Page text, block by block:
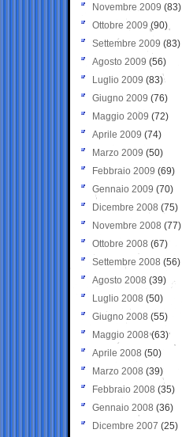
Novembre 2009 (83)
Ottobre 2009 (90)
Settembre 2009 (83)
Agosto 2009 (56)
Luglio 2009 (83)
Giugno 2009 (76)
Maggio 2009 (72)
Aprile 2009 (74)
Marzo 2009 (50)
Febbraio 2009 (69)
Gennaio 2009 (70)
Dicembre 2008 (75)
Novembre 2008 (77)
Ottobre 2008 (67)
Settembre 2008 (56)
Agosto 2008 (39)
Luglio 2008 (50)
Giugno 2008 (55)
Maggio 2008(63)
Aprile 2008 (50)
Marzo 2008 (39)
Febbraio 2008 (35)
Gennaio 2008 (36)
Dicembre 2007 (25)